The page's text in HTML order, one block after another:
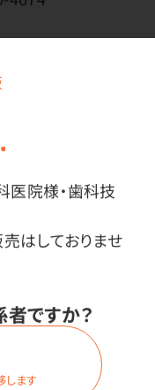
医院様・歯科技
はしておりませ
ですか？
します
入）